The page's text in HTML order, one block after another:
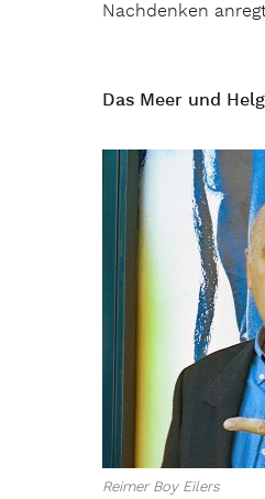
Nachdenken
Das Meer und
Reimer Boy Eilers